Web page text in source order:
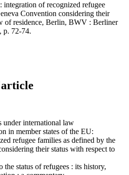
integration of recognized refugee
Convention considering their
of residence, Berlin, BWV : Berliner
p. 72-74.
under international law
in member states of the EU:
refugee families as defined by the
their status with respect to
the status of refugees : its history,